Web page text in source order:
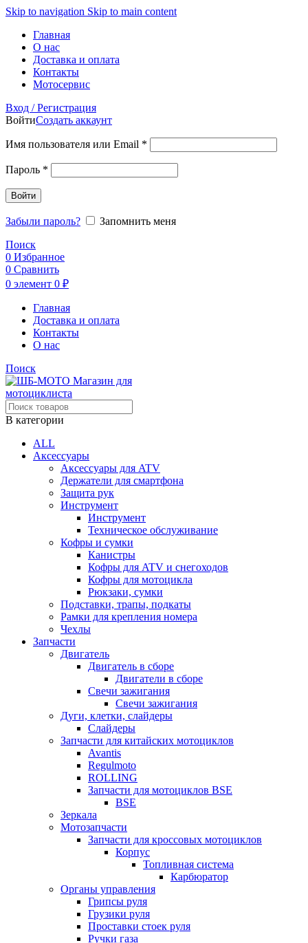
Skip to navigation Skip to main content
Главная
О нас
Доставка и оплата
Контакты
Мотосервис
Вход / Регистрация
ВойтиСоздать аккаунт
Имя пользователя или Email *
Пароль *
Войти
Забыли пароль?
Запомнить меня
Поиск
0 Избранное
0 Сравнить
0 элемент 0 ₽
Главная
Доставка и оплата
Контакты
О нас
Поиск
В категории
ALL
Аксессуары
Аксессуары для ATV
Держатели для смартфона
Защита рук
Инструмент
Инструмент
Техническое обслуживание
Кофры и сумки
Канистры
Кофры для ATV и снегоходов
Кофры для мотоцикла
Рюкзаки, сумки
Подставки, трапы, подкаты
Рамки для крепления номера
Чехлы
Запчасти
Двигатель
Двигатель в сборе
Двигатели в сборе
Свечи зажигания
Свечи зажигания
Дуги, клетки, слайдеры
Слайдеры
Запчасти для китайских мотоциклов
Avantis
Regulmoto
ROLLING
Запчасти для мотоциклов BSE
BSE
Зеркала
Мотозапчасти
Запчасти для кроссовых мотоциклов
Корпус
Топливная система
Карбюратор
Органы управления
Грипсы руля
Грузики руля
Проставки стоек руля
Ручки газа